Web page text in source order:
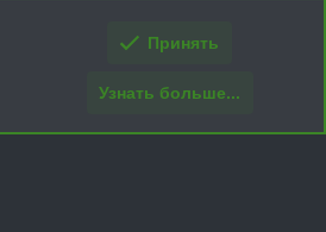
Главная
R
S
Принять
Узнать больше...